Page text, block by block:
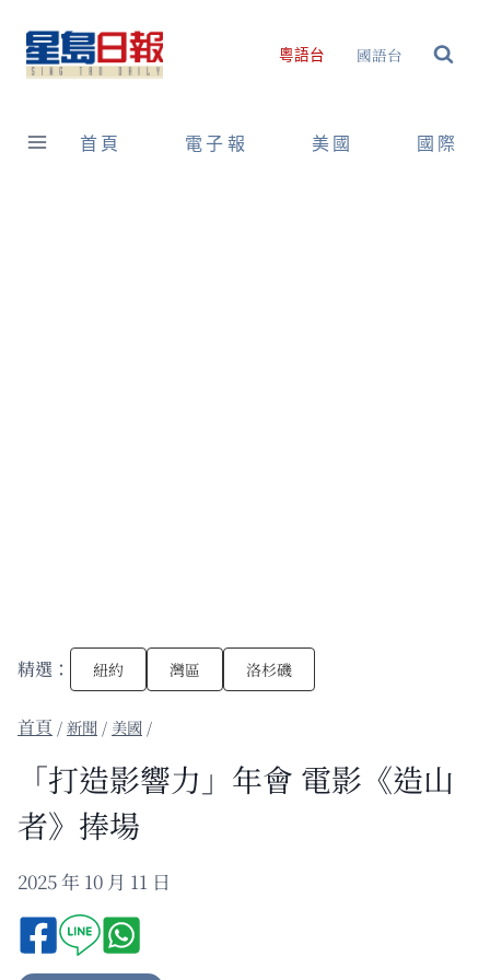
content
粵語台 國語台
首頁 電子報 美國 國際
精選： 紐約 灣區 洛杉磯
/新聞 / 美國 /
「打造影響力」年會 電影《造山
者》捧場
2025 年 10 月 11 日